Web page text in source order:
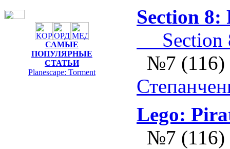
САМЫЕ
ПОПУЛЯРНЫЕ
СТАТЬИ
Planescape: Torment
Section 8:
Section
№7 (116)
Lego:
№7 (116)